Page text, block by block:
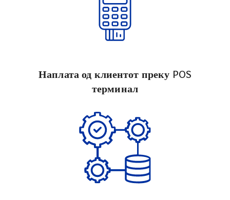
Наплата од клиентот преку POS
терминал